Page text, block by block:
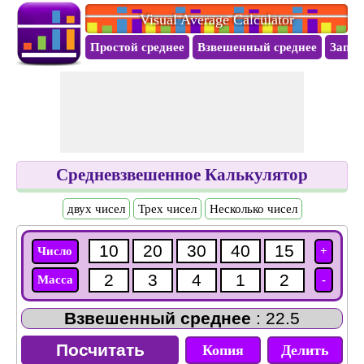
Visual Average Calculator
Простой среднее Взвешенный среднее Запас
Средневзвешенное Калькулятор
двух чисел Трех чисел Несколько чисел
Число
Масса
+
-
Взвешенный среднее : 22.5
Копия Делить